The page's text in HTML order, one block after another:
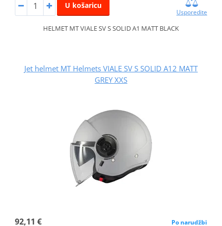
U košaricu
Usporedite
HELMET MT VIALE SV S SOLID A1 MATT BLACK
Jet helmet MT Helmets VIALE SV S SOLID A12 MATT
GREY XXS
92,11 € Po narudžbi